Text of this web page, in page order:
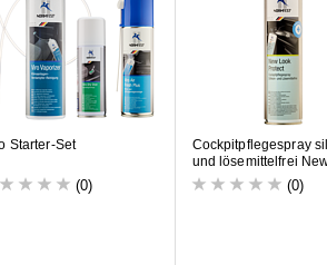
Starter-Set
(0)
Cockpitpflegespray si
und lösemitte lfrei Ne
(0)